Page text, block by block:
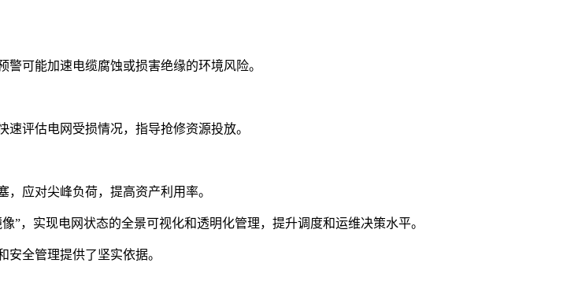
可能加速电缆腐蚀或损害绝缘的环境风险。
评估电网受损情况，指导抢修资源投放。
应对尖峰负荷，提高资产利用率。
，实现电网状态的全景可视化和透明化管理，提升调度和运维决策水平。
全管理提供了坚实依据。